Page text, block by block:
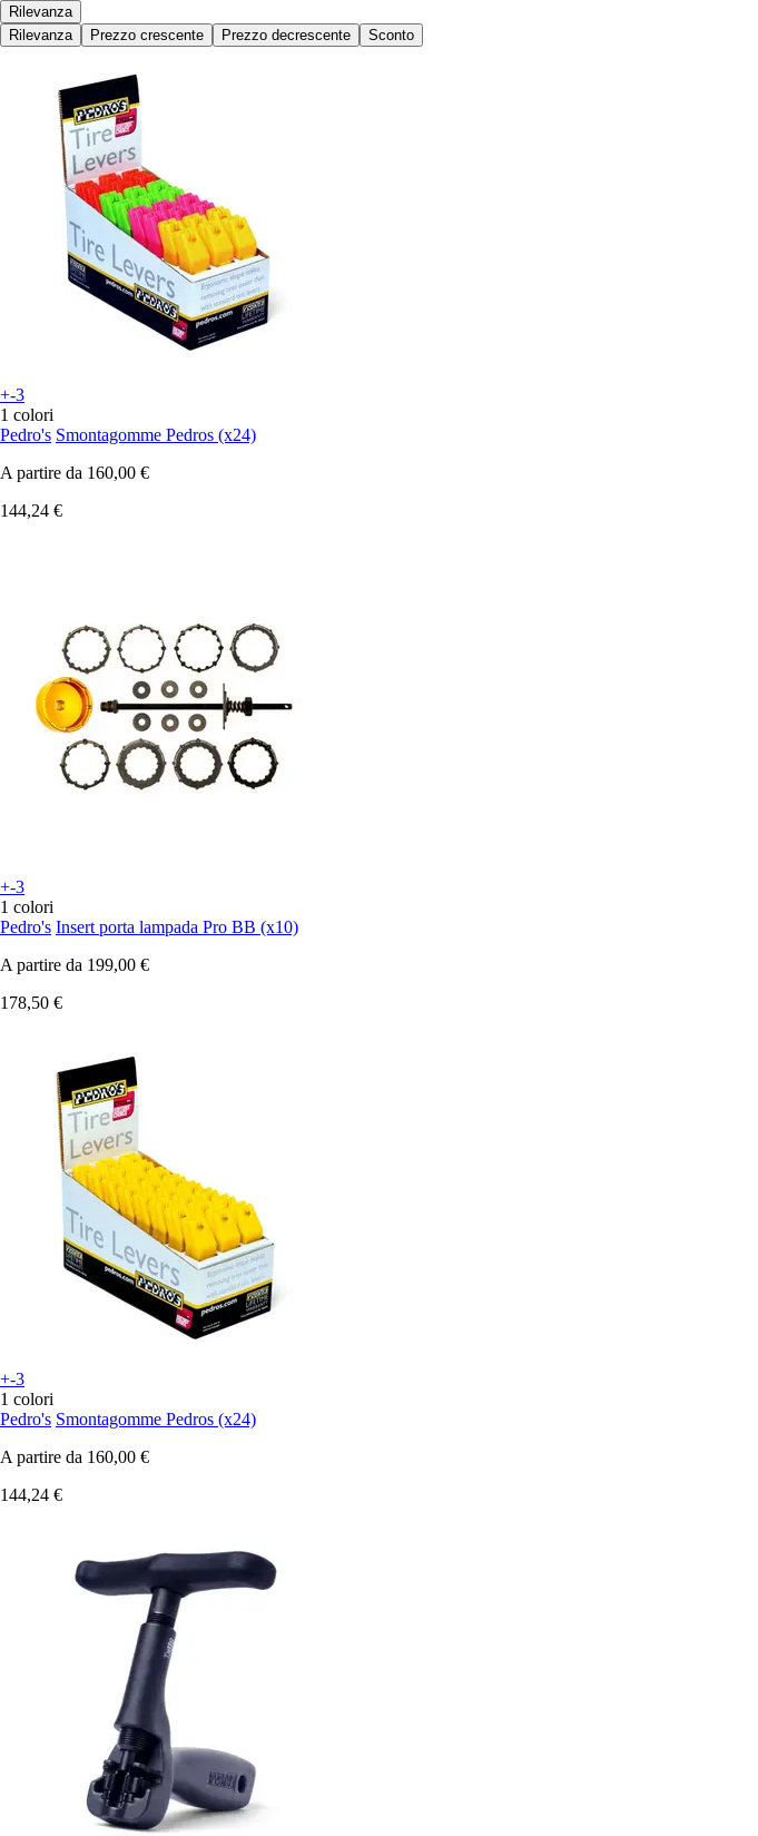
Rilevanza
Rilevanza
Prezzo crescente Prezzo decrescente Sconto
+-3
1 colori
Pedro's Smontagomme Pedros (x24)
A partire da 160,00 €
144,24 €
+-3
1 colori
Pedro's Insert porta lampada Pro BB (x10)
A partire da 199,00 €
178,50 €
+-3
1 colori
Pedro's Smontagomme Pedros (x24)
A partire da 160,00 €
144,24 €